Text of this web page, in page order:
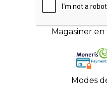
Magasiner
Modes